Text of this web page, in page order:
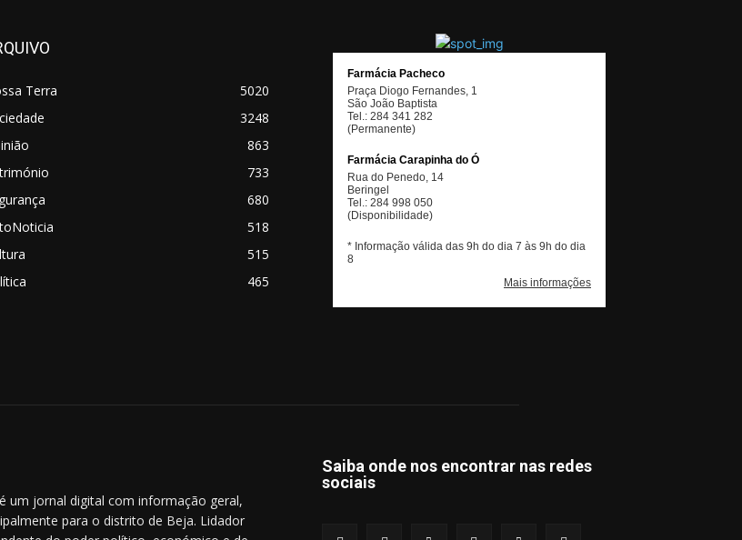
Terra
5020
3248
863
733
680
518
515
465
um jornal digital com informação geral,
para o distrito de Beja. Lidador
Saiba onde nos encontrar nas redes
sociais